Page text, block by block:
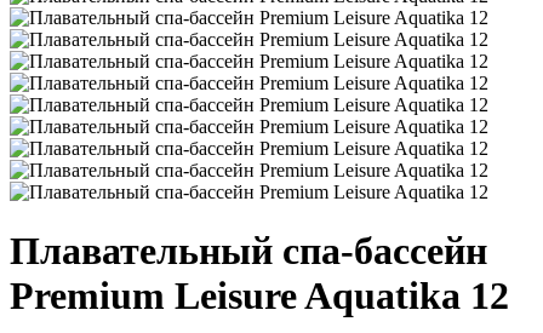
Плавательный спа-бассейн
Premium Leisure Aquatika 12